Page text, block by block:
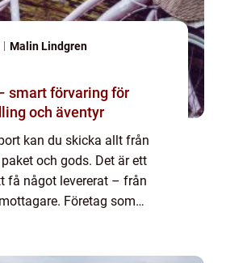
Malin Lindgren
smart förvaring för
och äventyr
kan du skicka allt från
och gods. Det är ett
få något levererat – från
Företag som